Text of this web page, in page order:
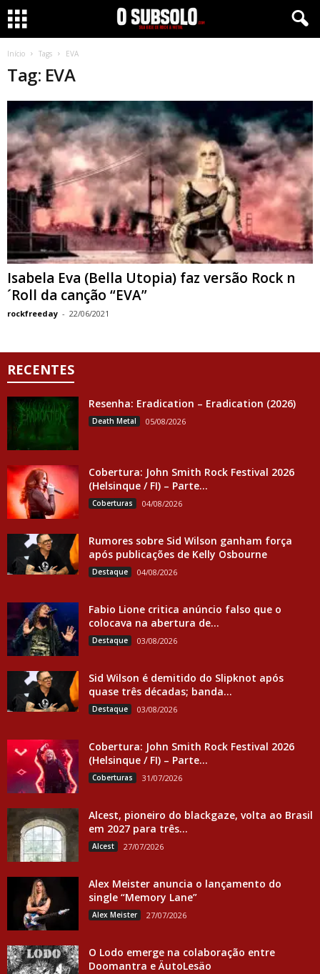
Início Tags EVA
Tag: EVA
Isabela Eva (Bella Utopia) faz versão Rock n
´Roll da canção “EVA”
rockfreeday - 22/06/2021
RECENTES
Resenha: Eradication – Eradication (2026)
Death Metal 05/08/2026
Cobertura: John Smith Rock Festival 2026
(Helsinque / FI) – Parte...
Coberturas 04/08/2026
Rumores sobre Sid Wilson ganham força
após publicações de Kelly Osbourne
Destaque 04/08/2026
Fabio Lione critica anúncio falso que o
colocava na abertura de...
Destaque 03/08/2026
Sid Wilson é demitido do Slipknot após
quase três décadas; banda...
Destaque 03/08/2026
Cobertura: John Smith Rock Festival 2026
(Helsinque / FI) – Parte...
Coberturas 31/07/2026
Alcest, pioneiro do blackgaze, volta ao Brasil
em 2027 para três...
Alcest 27/07/2026
Alex Meister anuncia o lançamento do
single “Memory Lane”
Alex Meister 27/07/2026
O Lodo emerge na colaboração entre
Doomantra e ÄutoLesäo